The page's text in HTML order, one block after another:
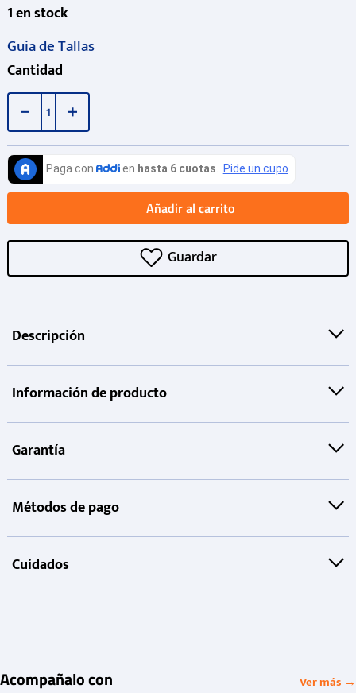
1en stock
Guia de Tallas
Cantidad
＋
－
Añadir al carrito
Descripción
Información de producto
Garantía
Métodos de pago
Cuidados
Acompañalo con Ver más →